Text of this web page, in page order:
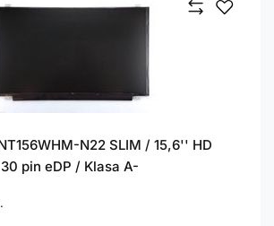
N22 SLIM / 15,6'' HD
pin eDP / Klasa A-